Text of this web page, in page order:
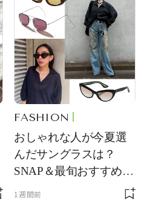
FASHION
おしゃれな人が今夏選
んだサングラスは？
SNAP＆最旬おすすめサ
1週間前